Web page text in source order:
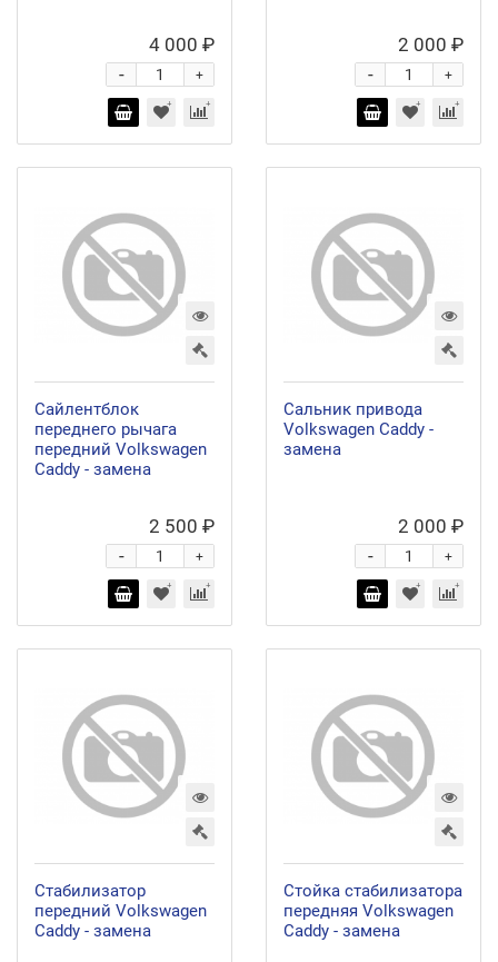
4 000 ₽
+
-
2 000 ₽
+
-
Сайлентблок
переднего рычага
передний Volkswagen
Caddy - замена
2 500 ₽
+
-
Сальник привода
Volkswagen Caddy -
замена
2 000 ₽
+
-
Стабилизатор
передний Volkswagen
Caddy - замена
Стойка стабилизатора
передняя Volkswagen
Caddy - замена